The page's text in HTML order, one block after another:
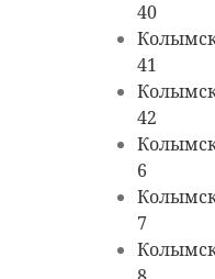
40
41
42
6
7